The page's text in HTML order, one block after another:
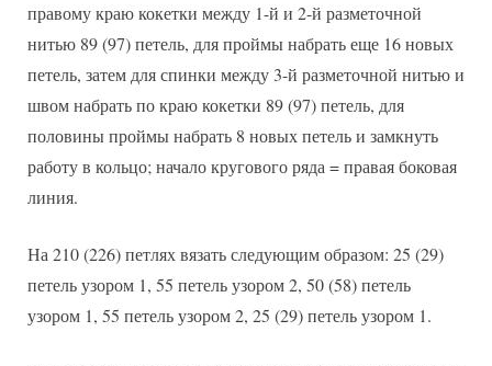
правому краю кокетки между 1-й и 2-й разметочной
нитью 89 (97) петель, для проймы набрать еще 16 новых
петель, затем для спинки между 3-й разметочной нитью и
швом набрать по краю кокетки 89 (97) петель, для
половины проймы набрать 8 новых петель и замкнуть
работу в кольцо; начало кругового ряда = правая боковая
линия.
На 210 (226) петлях вязать следующим образом: 25 (29)
петель узором 1, 55 петель узором 2, 50 (58) петель
узором 1, 55 петель узором 2, 25 (29) петель узором 1.